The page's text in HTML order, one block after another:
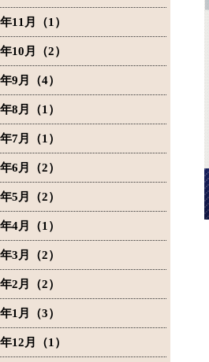
11月（1）
10月（2）
9月（4）
8月（1）
7月（1）
6月（2）
5月（2）
4月（1）
3月（2）
2月（2）
1月（3）
12月（1）